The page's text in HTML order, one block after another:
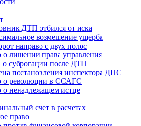
ДТП отбился от иска
возмещение ущерба
направо с двух полос
о лишении права управления
о суброгации после ДТП
постановления инспектора ДПС
о революции в ОСАГО
о ненадлежащем истце
счет в расчетах
право